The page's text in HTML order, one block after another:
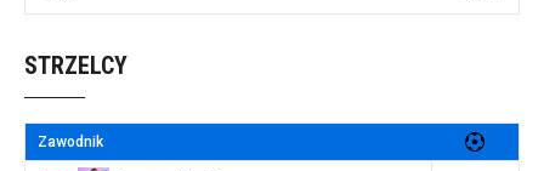
STRZELCY
Zawodnik